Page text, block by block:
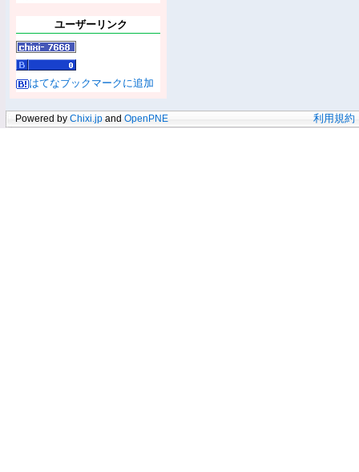
ユーザーリンク
はてなブックマークに追加
Powered by Chixi.jp and OpenPNE 利用規約